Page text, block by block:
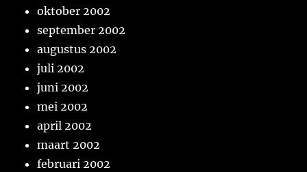
oktober 2002
september 2002
augustus 2002
juli 2002
juni 2002
mei 2002
april 2002
maart 2002
februari 2002